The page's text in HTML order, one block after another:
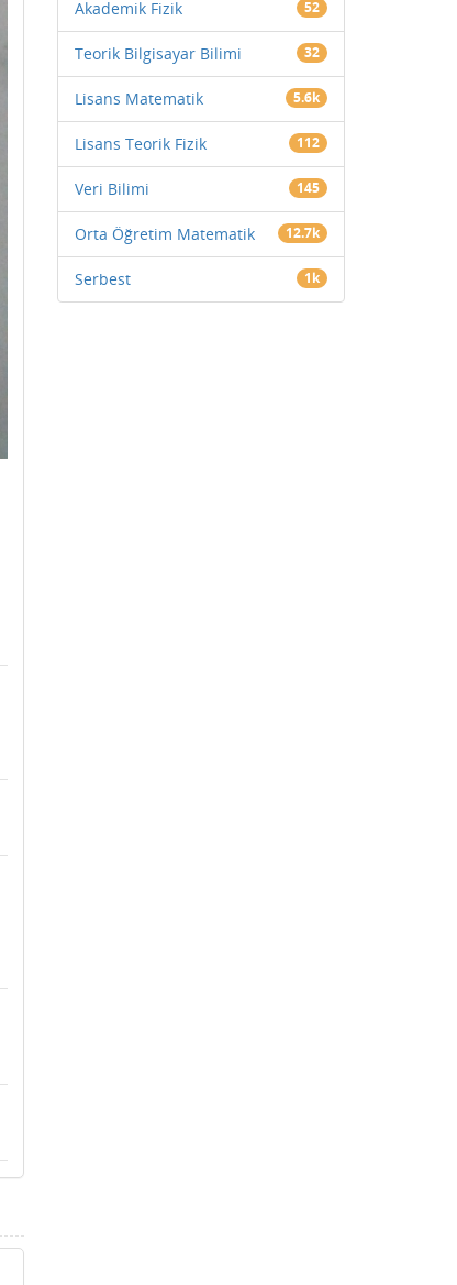
Akademik Fizik 52
Teorik Bilgisayar Bilimi 32
Lisans Matematik 5.6k
Lisans Teorik Fizik 112
Veri Bilimi 145
Orta Öğretim Matematik 12.7k
Serbest 1k